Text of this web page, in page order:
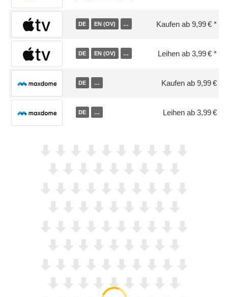
DE EN (OV) … Kaufen ab 9,99 €
DE EN (OV) … Leihen ab 3,99 €
DE … Kaufen ab 9,99 €
DE … Leihen ab 3,99 €